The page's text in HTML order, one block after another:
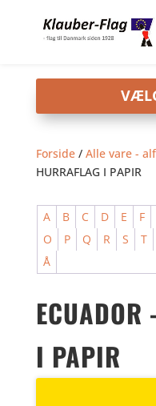
Forside/ Alle vare -
HURRAFLAG I PAPIR
A B C D E F
O
P Q R S T
Å
ECUADOR
I PAPIR